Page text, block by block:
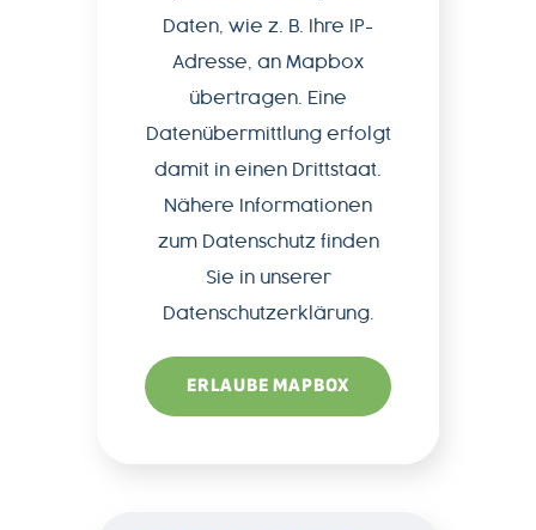
Daten, wie z. B. Ihre IP-
Adresse, an Mapbox
übertragen. Eine
Datenübermittlung erfolgt
damit in einen Drittstaat.
Nähere Informationen
zum Datenschutz finden
Sie in unserer
Datenschutzerklärung.
ERLAUBE MAPBOX